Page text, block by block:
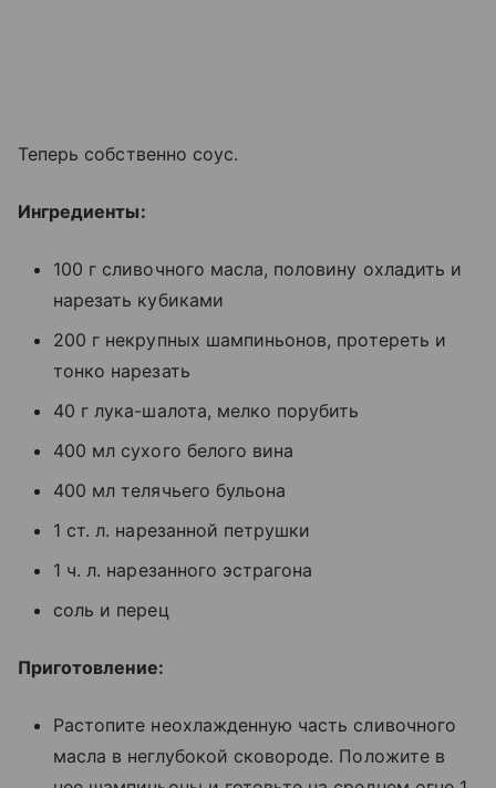
Теперь собственно соус.
Ингредиенты:
100 г сливочного масла, половину охладить и
нарезать кубиками
200 г некрупных шампиньонов, протереть и
тонко нарезать
40 г лука-шалота, мелко порубить
400 мл сухого белого вина
400 мл телячьего бульона
1 ст. л. нарезанной петрушки
1 ч. л. нарезанного эстрагона
соль и перец
Приготовление:
Растопите неохлажденную часть сливочного
масла в неглубокой сковороде. Положите в